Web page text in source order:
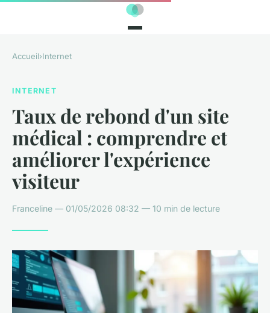
Accueil›Internet
INTERNET
Taux de rebond d'un site
médical : comprendre et
améliorer l'expérience
visiteur
Franceline — 01/05/2026 08:32 — 10 min de lecture